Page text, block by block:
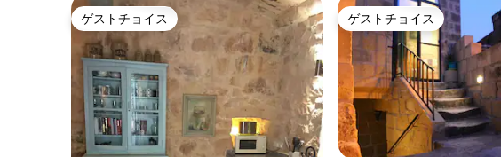
ゲストチョイス
ゲストチョイス ゲストチョイス
ゲストチョイス